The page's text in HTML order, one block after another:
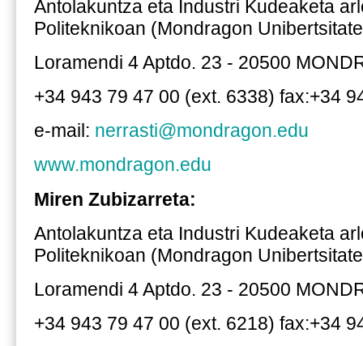
Antolakuntza eta Industri Kudeaketa
Politeknikoan (Mondragon
Loramendi 4 Aptdo. 23 - 20500
+34 943 79 47 00 (ext. 6338) fax:+34
e-mail: nerrasti@mondragon.edu
www.mondragon.edu
Miren Zubizarreta:
Antolakuntza eta Industri Kudeaketa
Politeknikoan (Mondragon
Loramendi 4 Aptdo. 23 - 20500
+34 943 79 47 00 (ext. 6218) fax:+34